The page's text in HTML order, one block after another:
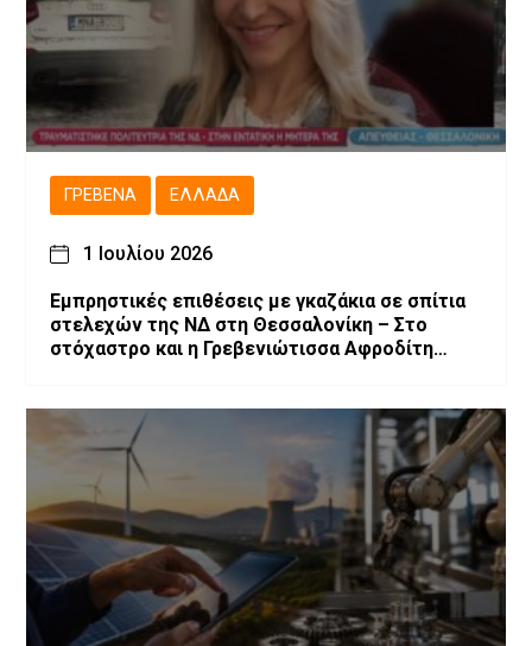
ΓΡΕΒΕΝΆ ΕΛΛΆΔΑ
1 Ιουλίου 2026
Εμπρηστικές επιθέσεις με γκαζάκια σε σπίτια
στελεχών της ΝΔ στη Θεσσαλονίκη – Στο
στόχαστρο και η Γρεβενιώτισσα Αφροδίτη